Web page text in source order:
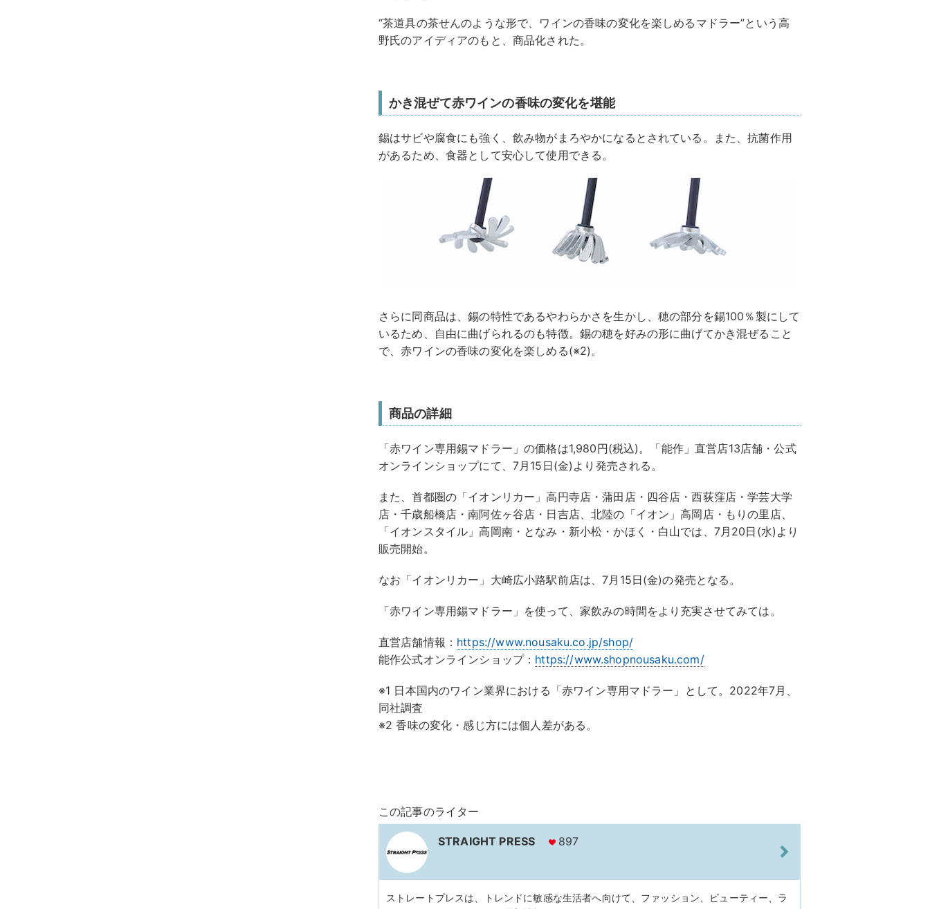
“茶道具の茶せんのような形で、ワインの香味の変化を楽しめるマドラー”という高
野氏のアイディアのもと、商品化された。
かき混ぜて赤ワインの香味の変化を堪能
錫はサビや腐食にも強く、飲み物がまろやかになるとされている。また、抗菌作用
があるため、食器として安心して使用できる。
さらに同商品は、錫の特性であるやわらかさを生かし、穂の部分を錫100％製にして
いるため、自由に曲げられるのも特徴。錫の穂を好みの形に曲げてかき混ぜること
で、赤ワインの香味の変化を楽しめる(※2)。
商品の詳細
「赤ワイン専用錫マドラー」の価格は1,980円(税込)。「能作」直営店13店舗・公式
オンラインショップにて、7⽉15⽇(金)より発売される。
また、首都圏の「イオンリカー」高円寺店・蒲田店・四谷店・西荻窪店・学芸大学
店・千歳船橋店・南阿佐ヶ谷店・日吉店、北陸の「イオン」高岡店・もりの里店、
「イオンスタイル」高岡南・となみ・新小松・かほく・白山では、7⽉20⽇(水)より
販売開始。
なお「イオンリカー」大崎広小路駅前店は、7⽉15⽇(金)の発売となる。
「赤ワイン専用錫マドラー」を使って、家飲みの時間をより充実させてみては。
直営店舗情報： https://www.nousaku.co.jp/shop/
能作公式オンラインショップ： https://www.shopnousaku.com/
※1 日本国内のワイン業界における「赤ワイン専用マドラー」として。2022年7月、
同社調査
※2 香味の変化・感じ方には個人差がある。
この記事のライター
STRAIGHT PRESS 897
ストレートプレスは、トレンドに敏感な生活者へ向けて、ファッション、ビューティー、ラ